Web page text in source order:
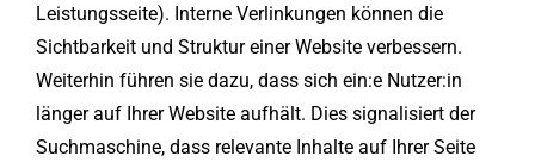
Leistungsseite). Interne Verlinkungen können die
Sichtbarkeit und Struktur einer Website verbessern.
Weiterhin führen sie dazu, dass sich ein:e Nutzer:in
länger auf Ihrer Website aufhält. Dies signalisiert der
Suchmaschine, dass relevante Inhalte auf Ihrer Seite